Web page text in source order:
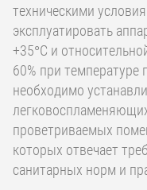
техническими
эксплуатировать
+35°С и
60% при
необходимо
проветриваемых
которых отвечает
санитарных норм и